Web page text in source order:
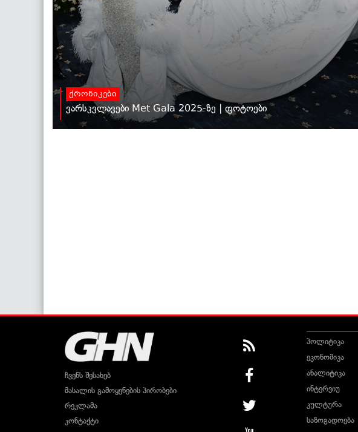
ქრონიკები
ვარსკვლავები Met Gala 2025-ზე | ფოტოები
ჩვენს შესახებ
მასალის გამოყენების პირობები
რეკლამა
კონტაქტი
პოლიტიკა
ეკონომიკა
ანალიტიკა
ინტერვიუ
კულტურა
საზოგადოება